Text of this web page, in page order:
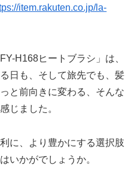
item.rakuten.co.jp/la-
H168ヒートブラシ」は、
日も、そして旅先でも、髪
と前向きに変わる、そんな
じました。
に、より豊かにする選択肢
いかがでしょうか。